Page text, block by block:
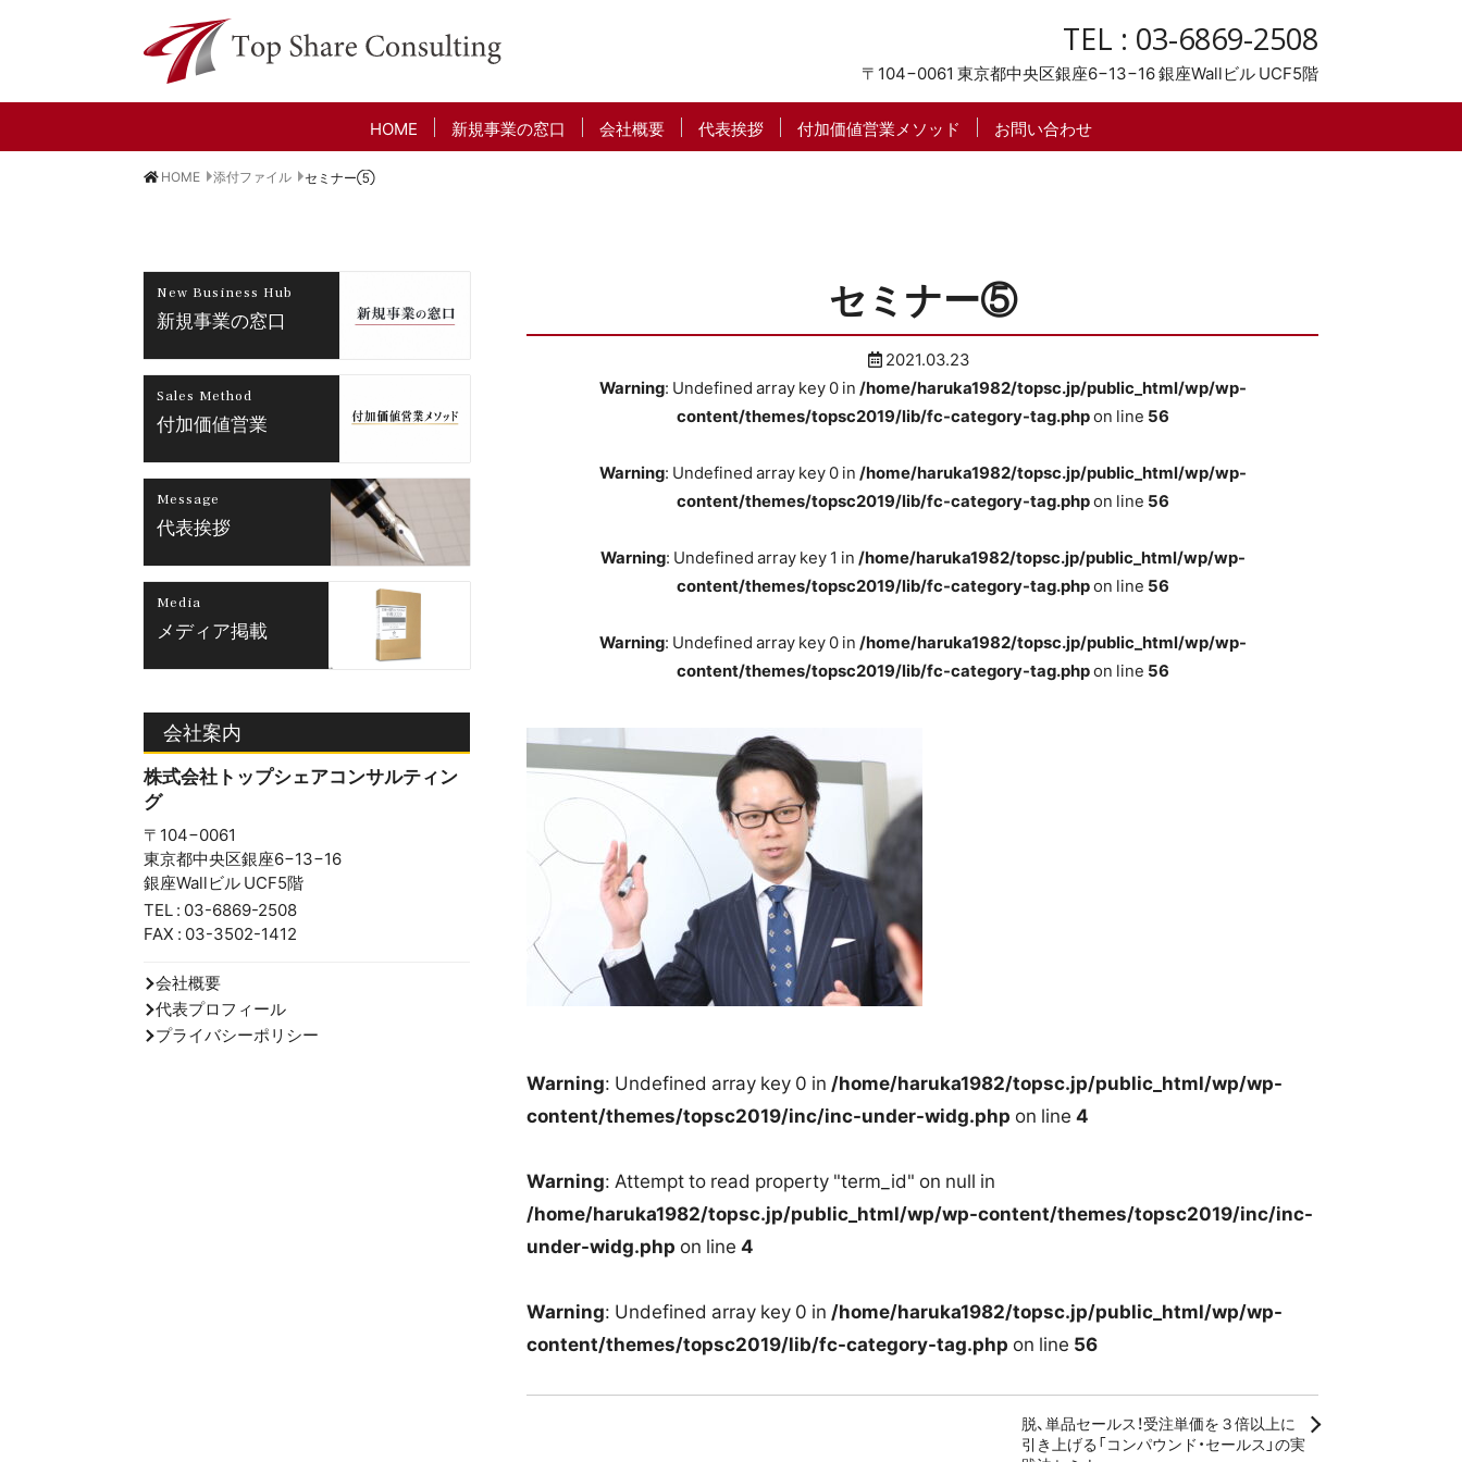
〒104−0061 東京都中央区銀座6−13−16銀座Wallビル UCF5階
TEL : 03-6869-2508
HOME 新規事業の窓口 会社概要 代表挨拶 付加価値営業メソッド お問い合わせ
HOME 添付ファイル セミナー⑤
セミナー⑤
2021.03.23
Warning: Undefined array key 0 in/home/haruka1982/topsc.jp/public_html/wp/wp-
content/themes/topsc2019/lib/fc-category-tag.phpon line 56
Warning: Undefined array key 0 in/home/haruka1982/topsc.jp/public_html/wp/wp-
content/themes/topsc2019/lib/fc-category-tag.phpon line 56
Warning: Undefined array key 1 in/home/haruka1982/topsc.jp/public_html/wp/wp-
content/themes/topsc2019/lib/fc-category-tag.phpon line 56
Warning: Undefined array key 0 in/home/haruka1982/topsc.jp/public_html/wp/wp-
content/themes/topsc2019/lib/fc-category-tag.phpon line 56
Warning: Undefined array key 0 in /home/haruka1982/topsc.jp/public_html/wp/wp-
content/themes/topsc2019/inc/inc-under-widg.php on line 4
Warning: Attempt to read property "term_id" on null in
/home/haruka1982/topsc.jp/public_html/wp/wp-content/themes/topsc2019/inc/inc-
under-widg.php on line 4
Warning: Undefined array key 0 in /home/haruka1982/topsc.jp/public_html/wp/wp-
content/themes/topsc2019/lib/fc-category-tag.php on line 56
脱、単品セールス！受注単価を３倍以上に
引き上げる「コンパウンド・セールス」の実
New Business Hub
新規事業の窓口
Sales Method
付加価値営業
Message
代表挨拶
Media
メディア掲載
会社案内
株式会社トップシェアコンサルティン
グ
〒104−0061
東京都中央区銀座6−13−16
銀座Wallビル UCF5階
TEL : 03-6869-2508
FAX : 03-3502-1412
会社概要
代表プロフィール
プライバシーポリシー